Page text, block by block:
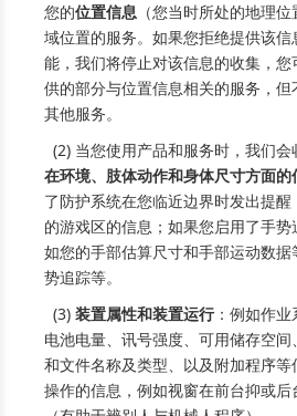
您的位置信息 （您当时所处的地理
域位置的服务。如果您拒绝提供该
能，我们将停止对该信息的收集，
供的部分与位置信息相关的服务，
其他服务。
(2) 当您使用产品和服务时，我们会
在环境、肢体动作和身体尺寸方面的
了防护系统在您临近边界时发出提
的游戏区的信息；如果您启用了手
如您的手部估算尺寸和手部运动数
势追踪等。
(3) 装置属性和装置运行：例如作业
电池电量、讯号强度、可⽤储存空
和文件名称及类型、以及附加程序
操作的信息，例如视窗在前台抑或